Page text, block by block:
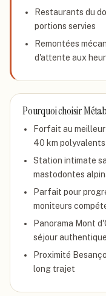
Restaurants du
portions servies
Remontées
d'attente aux
Pourquoi choisir
Forfait au
40 km polyvalents
Station intimate
mastodontes
Parfait pour
moniteurs
Panorama Mont
séjour
Proximité
long trajet